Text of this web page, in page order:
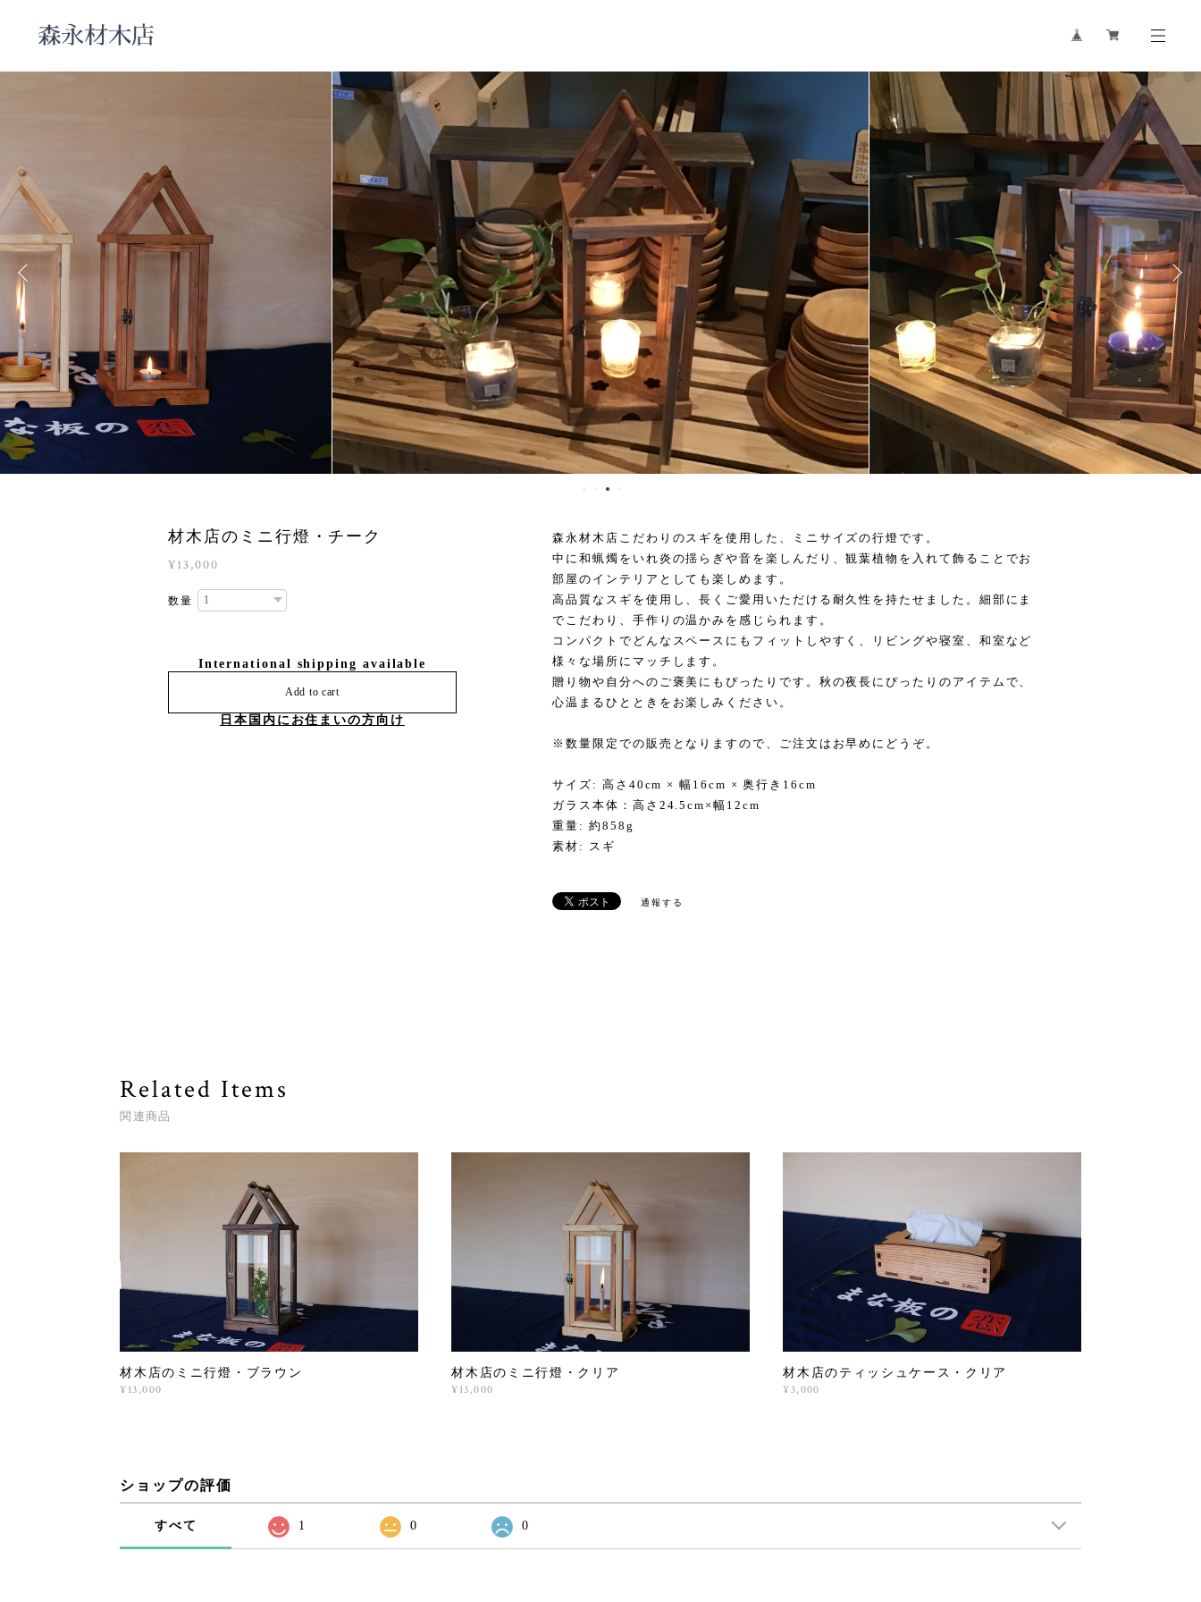
材木店のミニ行燈・チーク
¥13,000
数量
International shipping available
Add to cart
日本国内にお住まいの方向け
森永材木店こだわりのスギを使用した、ミニサイズの行燈です。
中に和蝋燭をいれ炎の揺らぎや音を楽しんだり、観葉植物を入れて飾ることでお
部屋のインテリアとしても楽しめます。
高品質なスギを使用し、長くご愛用いただける耐久性を持たせました。細部にま
でこだわり、手作りの温かみを感じられます。
コンパクトでどんなスペースにもフィットしやすく、リビングや寝室、和室など
様々な場所にマッチします。
贈り物や自分へのご褒美にもぴったりです。秋の夜長にぴったりのアイテムで、
心温まるひとときをお楽しみください。
※数量限定での販売となりますので、ご注文はお早めにどうぞ。
サイズ: 高さ40cm × 幅16cm × 奥行き16cm
ガラス本体：高さ24.5cm×幅12cm
重量: 約858g
素材: スギ
通報する
Related Items
関連商品
材木店のミニ行燈・ブラウン
¥13,000
材木店のミニ行燈・クリア
¥13,000
材木店のティッシュケース・クリア
¥3,000
ショップの評価
すべて 1 0 0